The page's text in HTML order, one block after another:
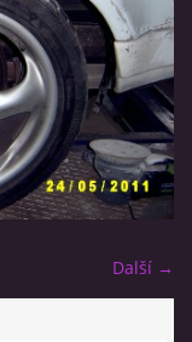
Další →